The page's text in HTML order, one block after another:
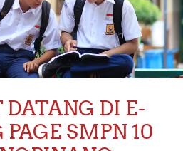
DI E-
SMPN 10